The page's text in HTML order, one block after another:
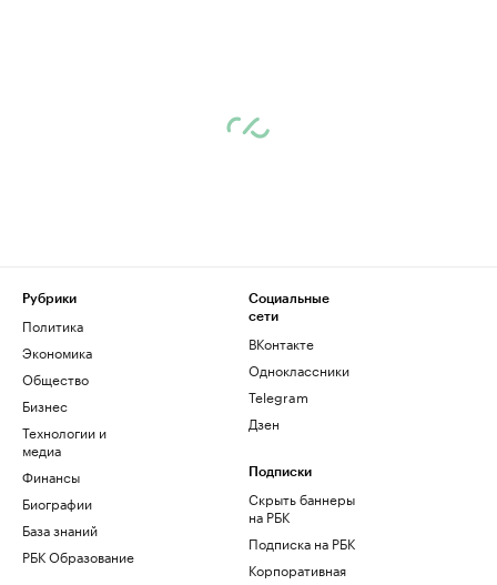
Рубрики
Политика
Экономика
Общество
Бизнес
Технологии и
медиа
Финансы
Биографии
База знаний
РБК Образование
Социальные
сети
ВКонтакте
Одноклассники
Telegram
Дзен
Подписки
Скрыть баннеры
на РБК
Подписка на РБК
Корпоративная